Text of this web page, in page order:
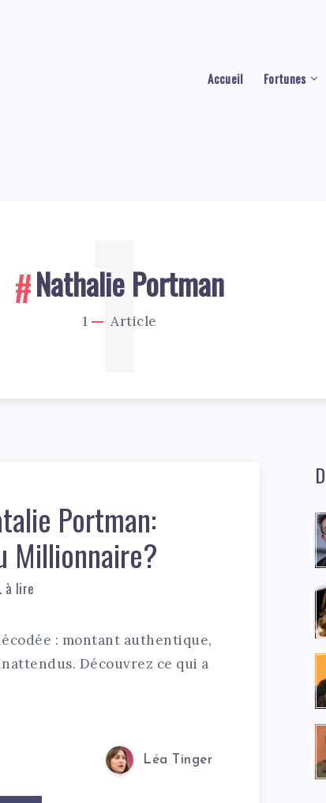
Accueil Fortunes
Nathalie Portman
1 Article
1
Portman:
Millionnaire?
à lire
: montant authentique,
Découvrez ce qui a
Léa Tinger